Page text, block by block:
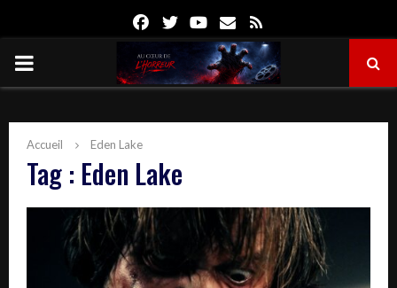
FacebookTwitterYoutube
Email
PRIMARY
Accueil Eden Lake
Tag : Eden Lake